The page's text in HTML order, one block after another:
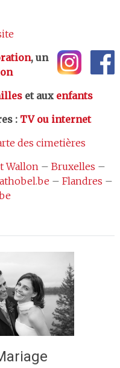
, un
et aux enfants
: TV ou internet
des cimetières
Wallon– Bruxelles –
– Flandres –